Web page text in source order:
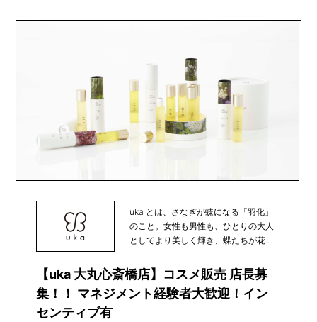
uka とは、さなぎが蝶になる「羽化」
のこと。女性も男性も、ひとりの大人
としてより美しく輝き、蝶たちが花か
【uka 大丸心斎橋店】コスメ販売 店長募
集！！ マネジメント経験者大歓迎！イン
センティブ有